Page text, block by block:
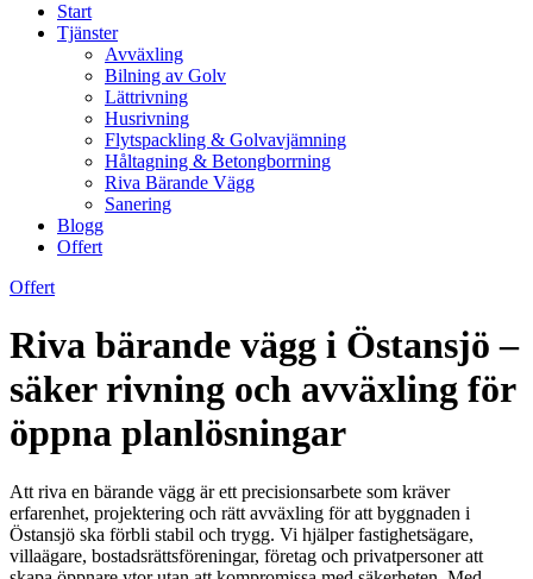
Start
Tjänster
Avväxling
Bilning av Golv
Lättrivning
Husrivning
Flytspackling & Golvavjämning
Håltagning & Betongborrning
Riva Bärande Vägg
Sanering
Blogg
Offert
Offert
Riva bärande vägg i Östansjö –
säker rivning och avväxling för
öppna planlösningar
Att riva en bärande vägg är ett precisionsarbete som kräver
erfarenhet, projektering och rätt avväxling för att byggnaden i
Östansjö ska förbli stabil och trygg. Vi hjälper fastighetsägare,
villaägare, bostadsrättsföreningar, företag och privatpersoner att